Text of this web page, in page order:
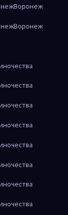
Воронеж
Воронеж